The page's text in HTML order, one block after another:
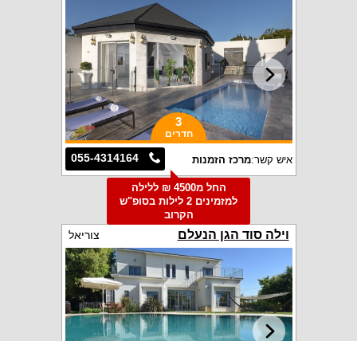
3
חדרים
055-4314164 איש קשר:מרכז הזמנות
החל מ4500 ₪ ללילה
למזמינים 2 לילות בסופ"ש
הקרוב
וילה סוד הגן הנעלם צוריאל